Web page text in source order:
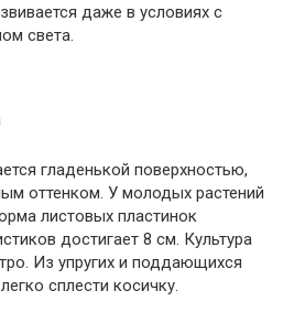
даже в условиях с
света.
гладенькой поверхностью,
оттенком. У молодых растений
листовых пластинок
достигает 8 см. Культура
Из упругих и поддающихся
сплести косичку.